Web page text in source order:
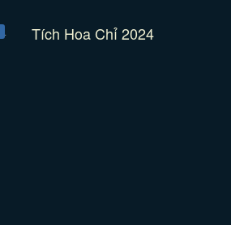
Tích Hoa Chỉ 2024